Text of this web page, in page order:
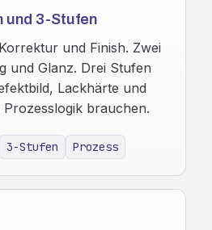
und 3-Stufen
und Finish. Zwei
und Glanz. Drei Stufen
Lackhärte und
brauchen.
3-Stufen Prozess